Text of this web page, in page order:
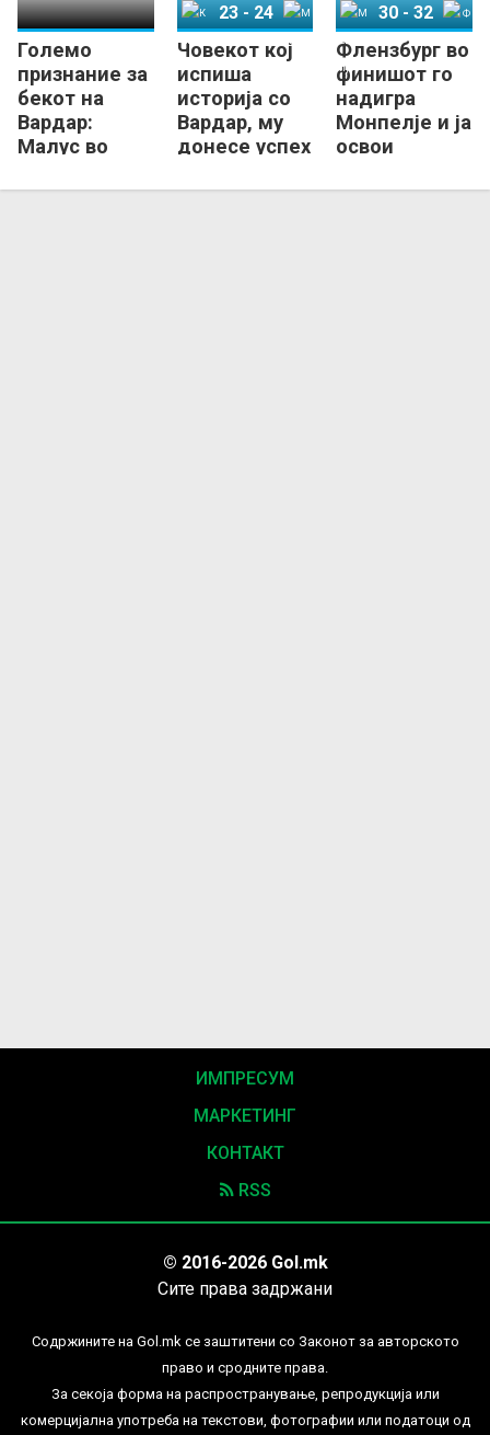
Големо
признание за
бекот на
Вардар:
Малус во
најдобрите
Човекот кој
испиша
историја со
Вардар, му
донесе успех
Мелсунген!
Кил
23- 24
Флензбург во
финишот го
надигра
Монпелје и ја
освои
ЕЛ!
Монпелје
30- 32
Флензбург
ИМПРЕСУМ
МАРКЕТИНГ
КОНТАКТ
RSS
© 2016-2026 Gol.mk
Сите права задржани
Содржините на Gol.mk се заштитени со Законот за авторското
право и сродните права.
За секоја форма на распространување, репродукција или
комерцијална употреба на текстови, фотографии или податоци од